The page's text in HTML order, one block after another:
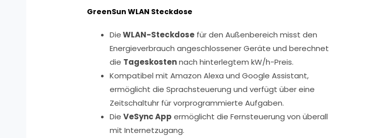
GreenSun WLAN Steckdose
DieWLAN-Steckdose für den Außenbereich misst den
Energieverbrauch angeschlossener Geräte und berechnet
die Tageskostennach hinterlegtem kW/h-Preis.
Kompatibel mit Amazon Alexa und Google Assistant,
ermöglicht die Sprachsteuerung und verfügt über eine
Zeitschaltuhr für vorprogrammierte Aufgaben.
DieVeSync App ermöglicht die Fernsteuerung von überall
mit Internetzugang.